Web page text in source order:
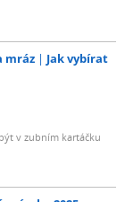
mráz
Jak vybírat
v zubním kartáčku